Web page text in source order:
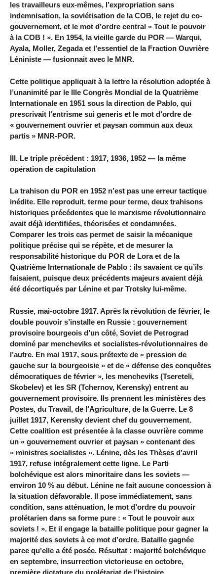
les travailleurs eux-mêmes, l’expropriation sans
indemnisation, la soviétisation de la COB, le rejet du co-
gouvernement, et le mot d’ordre central « Tout le pouvoir
à la COB ! ». En 1954, la vieille garde du POR — Warqui,
Ayala, Moller, Zegada et l’essentiel de la Fraction Ouvrière
Léniniste — fusionnait avec le MNR.
Cette politique appliquait à la lettre la résolution adoptée à
l’unanimité par le IIIe Congrès Mondial de la Quatrième
Internationale en 1951 sous la direction de Pablo, qui
prescrivait l’entrisme sui generis et le mot d’ordre de
« gouvernement ouvrier et paysan commun aux deux
partis » MNR-POR.
III. Le triple précédent : 1917, 1936, 1952 — la même
opération de capitulation
La trahison du POR en 1952 n’est pas une erreur tactique
inédite. Elle reproduit, terme pour terme, deux trahisons
historiques précédentes que le marxisme révolutionnaire
avait déjà identifiées, théorisées et condamnées.
Comparer les trois cas permet de saisir la mécanique
politique précise qui se répète, et de mesurer la
responsabilité historique du POR de Lora et de la
Quatrième Internationale de Pablo : ils savaient ce qu’ils
faisaient, puisque deux précédents majeurs avaient déjà
été décortiqués par Lénine et par Trotsky lui-même.
Russie, mai-octobre 1917. Après la révolution de février, le
double pouvoir s’installe en Russie : gouvernement
provisoire bourgeois d’un côté, Soviet de Petrograd
dominé par mencheviks et socialistes-révolutionnaires de
l’autre. En mai 1917, sous prétexte de « pression de
gauche sur la bourgeoisie » et de « défense des conquêtes
démocratiques de février », les mencheviks (Tsereteli,
Skobelev) et les SR (Tchernov, Kerensky) entrent au
gouvernement provisoire. Ils prennent les ministères des
Postes, du Travail, de l’Agriculture, de la Guerre. Le 8
juillet 1917, Kerensky devient chef du gouvernement.
Cette coalition est présentée à la classe ouvrière comme
un « gouvernement ouvrier et paysan » contenant des
« ministres socialistes ». Lénine, dès les Thèses d’avril
1917, refuse intégralement cette ligne. Le Parti
bolchévique est alors minoritaire dans les soviets —
environ 10 % au début. Lénine ne fait aucune concession à
la situation défavorable. Il pose immédiatement, sans
condition, sans atténuation, le mot d’ordre du pouvoir
prolétarien dans sa forme pure : « Tout le pouvoir aux
soviets ! ». Et il engage la bataille politique pour gagner la
majorité des soviets à ce mot d’ordre. Bataille gagnée
parce qu’elle a été posée. Résultat : majorité bolchévique
en septembre, insurrection victorieuse en octobre,